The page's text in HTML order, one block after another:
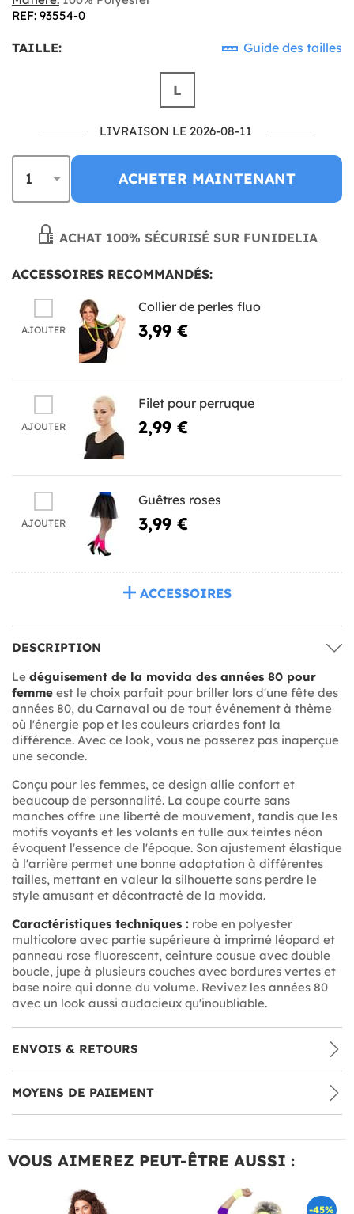
REF: 93554-0
TAILLE: Guide des tailles
L
LIVRAISON LE 2026-08-11
ACHETER MAINTENANT
ACHAT 100% SÉCURISÉ SUR FUNIDELIA
ACCESSOIRES RECOMMANDÉS:
AJOUTER
Collier de perles fluo
3,99 €
AJOUTER
Filet pour perruque
2,99 €
AJOUTER
Guêtres roses
3,99 €
ACCESSOIRES
DESCRIPTION
Le déguisement de la movida des années 80 pour
femme est le choix parfait pour briller lors d'une fête des
années 80, du Carnaval ou de tout événement à thème
où l'énergie pop et les couleurs criardes font la
différence. Avec ce look, vous ne passerez pas inaperçue
une seconde.
Conçu pour les femmes, ce design allie confort et
beaucoup de personnalité. La coupe courte sans
manches offre une liberté de mouvement, tandis que les
motifs voyants et les volants en tulle aux teintes néon
évoquent l'essence de l'époque. Son ajustement élastique
à l'arrière permet une bonne adaptation à différentes
tailles, mettant en valeur la silhouette sans perdre le
style amusant et décontracté de la movida.
Caractéristiques techniques : robe en polyester
multicolore avec partie supérieure à imprimé léopard et
panneau rose fluorescent, ceinture cousue avec double
boucle, jupe à plusieurs couches avec bordures vertes et
base noire qui donne du volume. Revivez les années 80
avec un look aussi audacieux qu'inoubliable.
ENVOIS & RETOURS
MOYENS DE PAIEMENT
VOUS AIMEREZ PEUT-ÊTRE AUSSI :
-45%